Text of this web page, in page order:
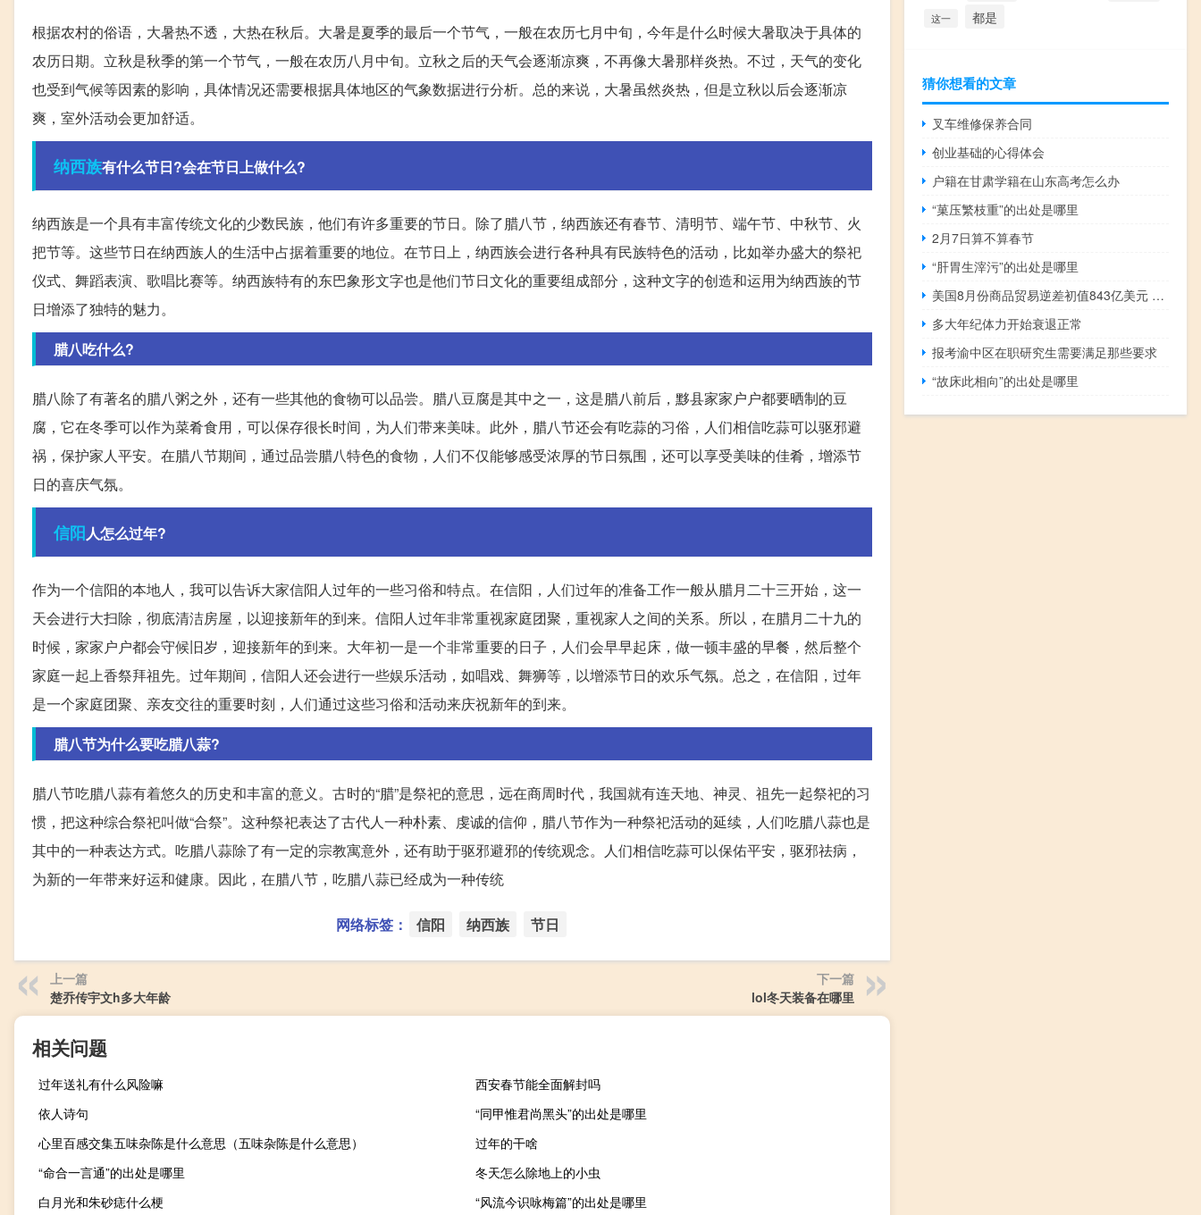
根据农村的俗语，大暑热不透，大热在秋后。大暑是夏季的最后一个节气，一般在农历七月中旬，今年是什么时候大暑取决于具体的
农历日期。立秋是秋季的第一个节气，一般在农历八月中旬。立秋之后的天气会逐渐凉爽，不再像大暑那样炎热。不过，天气的变化
也受到气候等因素的影响，具体情况还需要根据具体地区的气象数据进行分析。总的来说，大暑虽然炎热，但是立秋以后会逐渐凉
爽，室外活动会更加舒适。
纳西族有什么节日?会在节日上做什么?
纳西族是一个具有丰富传统文化的少数民族，他们有许多重要的节日。除了腊八节，纳西族还有春节、清明节、端午节、中秋节、火
把节等。这些节日在纳西族人的生活中占据着重要的地位。在节日上，纳西族会进行各种具有民族特色的活动，比如举办盛大的祭祀
仪式、舞蹈表演、歌唱比赛等。纳西族特有的东巴象形文字也是他们节日文化的重要组成部分，这种文字的创造和运用为纳西族的节
日增添了独特的魅力。
腊八吃什么?
腊八除了有著名的腊八粥之外，还有一些其他的食物可以品尝。腊八豆腐是其中之一，这是腊八前后，黟县家家户户都要晒制的豆
腐，它在冬季可以作为菜肴食用，可以保存很长时间，为人们带来美味。此外，腊八节还会有吃蒜的习俗，人们相信吃蒜可以驱邪避
祸，保护家人平安。在腊八节期间，通过品尝腊八特色的食物，人们不仅能够感受浓厚的节日氛围，还可以享受美味的佳肴，增添节
日的喜庆气氛。
信阳人怎么过年?
作为一个信阳的本地人，我可以告诉大家信阳人过年的一些习俗和特点。在信阳，人们过年的准备工作一般从腊月二十三开始，这一
天会进行大扫除，彻底清洁房屋，以迎接新年的到来。信阳人过年非常重视家庭团聚，重视家人之间的关系。所以，在腊月二十九的
时候，家家户户都会守候旧岁，迎接新年的到来。大年初一是一个非常重要的日子，人们会早早起床，做一顿丰盛的早餐，然后整个
家庭一起上香祭拜祖先。过年期间，信阳人还会进行一些娱乐活动，如唱戏、舞狮等，以增添节日的欢乐气氛。总之，在信阳，过年
是一个家庭团聚、亲友交往的重要时刻，人们通过这些习俗和活动来庆祝新年的到来。
腊八节为什么要吃腊八蒜?
腊八节吃腊八蒜有着悠久的历史和丰富的意义。古时的“腊”是祭祀的意思，远在商周时代，我国就有连天地、神灵、祖先一起祭祀的习
惯，把这种综合祭祀叫做“合祭”。这种祭祀表达了古代人一种朴素、虔诚的信仰，腊八节作为一种祭祀活动的延续，人们吃腊八蒜也是
其中的一种表达方式。吃腊八蒜除了有一定的宗教寓意外，还有助于驱邪避邪的传统观念。人们相信吃蒜可以保佑平安，驱邪祛病，
为新的一年带来好运和健康。因此，在腊八节，吃腊八蒜已经成为一种传统
网络标签： 信阳 纳西族 节日
上一篇
楚乔传宇文h多大年龄
下一篇
lol冬天装备在哪里
相关问题
过年送礼有什么风险嘛
西安春节能全面解封吗
依人诗句
“同甲惟君尚黑头”的出处是哪里
心里百感交集五味杂陈是什么意思（五味杂陈是什么意思）
过年的干啥
“命合一言通”的出处是哪里
冬天怎么除地上的小虫
白月光和朱砂痣什么梗
“风流今识咏梅篇”的出处是哪里
这一 都是
猜你想看的文章
叉车维修保养合同
创业基础的心得体会
户籍在甘肃学籍在山东高考怎么办
“菓压繁枝重”的出处是哪里
2月7日算不算春节
“肝胃生滓污”的出处是哪里
美国8月份商品贸易逆差初值843亿美元 预估为逆差914亿美元
多大年纪体力开始衰退正常
报考渝中区在职研究生需要满足那些要求
“故床此相向”的出处是哪里